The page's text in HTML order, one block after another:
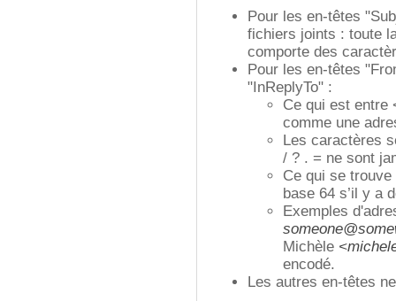
Pour les en-têtes
fichiers joints : toute
comporte des
Pour les en-têtes
"InReplyTo" :
Ce qui est entre
comme une
Les caractères
/ ? . = ne sont
Ce qui se
base 64 s’il y a
Exemples
Michèle
encodé.
Les autres en-têtes